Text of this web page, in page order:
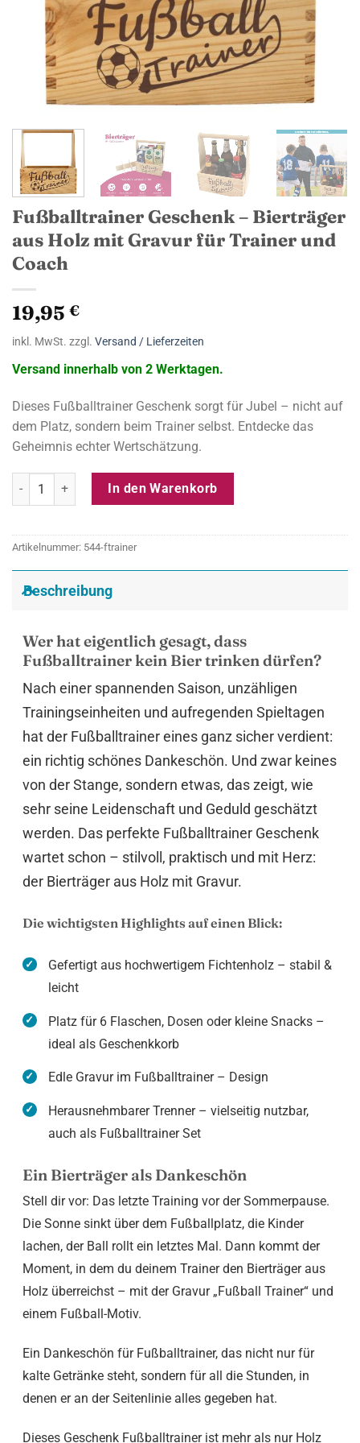
Fußballtrainer Geschenk – Bierträger
aus Holz mit Gravur für Trainer und
Coach
19,95 €
inkl. MwSt. zzgl. Versand / Lieferzeiten
Versand innerhalb von 2 Werktagen.
Dieses Fußballtrainer Geschenk sorgt für Jubel – nicht auf
dem Platz, sondern beim Trainer selbst. Entdecke das
Geheimnis echter Wertschätzung.
Fußballtrainer Geschenk - Bierträger aus Holz mit Gravur für
In den Warenkorb
Artikelnummer: 544-ftrainer
Beschreibung
Wer hat eigentlich gesagt, dass
Fußballtrainer kein Bier trinken dürfen?
Nach einer spannenden Saison, unzähligen
Trainingseinheiten und aufregenden Spieltagen
hat der Fußballtrainer eines ganz sicher verdient:
ein richtig schönes Dankeschön. Und zwar keines
von der Stange, sondern etwas, das zeigt, wie
sehr seine Leidenschaft und Geduld geschätzt
werden. Das perfekte Fußballtrainer Geschenk
wartet schon – stilvoll, praktisch und mit Herz:
der Bierträger aus Holz mit Gravur.
Die wichtigsten Highlights auf einen Blick:
Gefertigt aus hochwertigem Fichtenholz – stabil &
leicht
Platz für 6 Flaschen, Dosen oder kleine Snacks –
ideal als Geschenkkorb
Edle Gravur im Fußballtrainer – Design
Herausnehmbarer Trenner – vielseitig nutzbar,
auch als Fußballtrainer Set
Ein Bierträger als Dankeschön
Stell dir vor: Das letzte Training vor der Sommerpause.
Die Sonne sinkt über dem Fußballplatz, die Kinder
lachen, der Ball rollt ein letztes Mal. Dann kommt der
Moment, in dem du deinem Trainer den Bierträger aus
Holz überreichst – mit der Gravur „Fußball Trainer“ und
einem Fußball-Motiv.
Ein Dankeschön für Fußballtrainer, das nicht nur für
kalte Getränke steht, sondern für all die Stunden, in
denen er an der Seitenlinie alles gegeben hat.
Dieses Geschenk Fußballtrainer ist mehr als nur Holz